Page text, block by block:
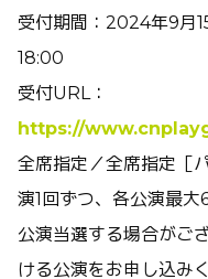
受付期間：2024年9月
18:00
受付URL：
https://
全席指定／全席指定［
演1回ずつ、各公演最
公演当選する場合がご
ける公演をお申し込み